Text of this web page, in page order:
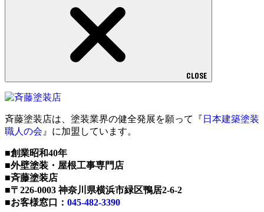
CLOSE
斉藤塗装店は、塗装業界の健全発展を願って『 日本建築塗装
職人の会 』に加盟しています。
■創業昭和40年
■外壁塗装・屋根工事専門店
■斉藤塗装店
■〒226-0003 神奈川県横浜市緑区鴨居2-6-2
■お客様窓口： 045-482-3390